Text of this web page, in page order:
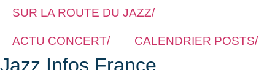
SUR LA ROUTE DU JAZZ/
ACTU CONCERT/ CALENDRIER POSTS/
Jazz Infos France